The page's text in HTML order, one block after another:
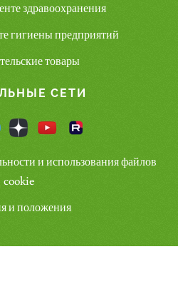
здравоохранения
гигиены предприятий
товары
СЕТИ
и использования файлов
cookie
и положения